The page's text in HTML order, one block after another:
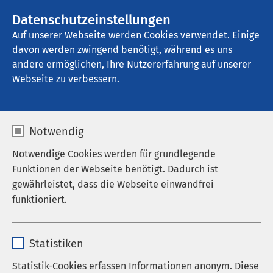
Datenschutzeinstellungen
Auf unserer Webseite werden Cookies verwendet. Einige
davon werden zwingend benötigt, während es uns
andere ermöglichen, Ihre Nutzererfahrung auf unserer
Webseite zu verbessern.
Notwendig
Notwendige Cookies werden für grundlegende
Funktionen der Webseite benötigt. Dadurch ist
gewährleistet, dass die Webseite einwandfrei
funktioniert.
Anbieter sgalinski
Statistiken
Statistik-Cookies erfassen Informationen anonym. Diese
AMEOS Klinikum Oldenburg